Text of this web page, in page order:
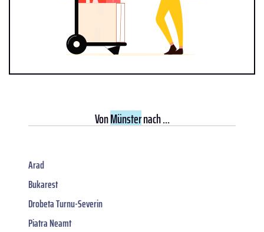
VonMünsternach ...
Arad
Bukarest
Drobeta Turnu-Severin
Piatra Neamt